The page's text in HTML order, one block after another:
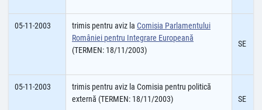
05-11-2003 trimis pentru aviz la Comisia Parlamentului
României pentru Integrare Europeană
(TERMEN: 18/11/2003)
SE
05-11-2003
trimis pentru aviz la Comisia pentru politică
externă (TERMEN: 18/11/2003)
SE